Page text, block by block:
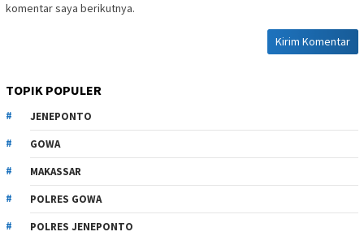
komentar saya berikutnya.
TOPIK POPULER
JENEPONTO
GOWA
MAKASSAR
POLRES GOWA
POLRES JENEPONTO